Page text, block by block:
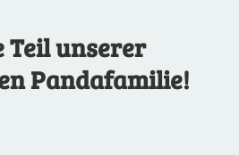
Teil unserer
Pandafamilie!